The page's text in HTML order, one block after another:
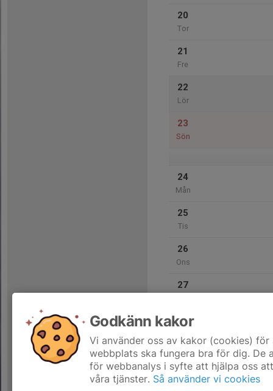
20
Tor
21
Fre
22
Lör
23
Sön
24
Mån
25
Tis
26
Ons
27
28
Godkänn kakor
Vi använder oss av kakor (cookies)
webbplats ska fungera bra för dig. De
för webbanalys i syfte att hjälpa oss
våra tjänster. Så använder vi cookies